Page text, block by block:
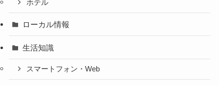
ホテル
ローカル情報
生活知識
スマートフォン・Web